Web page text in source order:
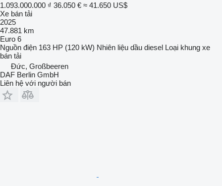
1.093.000.000 ₫ 36.050 € ≈ 41.650 US$
Xe bán tải
2025
47.881 km
Euro 6
Nguồn điện 163 HP (120 kW) Nhiên liệu dầu diesel Loại khung xe
bán tải
Đức, Großbeeren
DAF Berlin GmbH
Liên hệ với người bán